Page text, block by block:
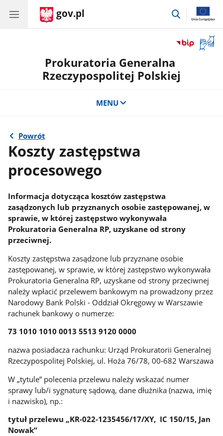
gov.pl
przejdź
okno
Prokuratoria Generalna
Rzeczypospolitej Polskiej
MENU
Powrót
Koszty zastępstwa
procesowego
Informacja dotycząca kosztów zastępstwa
zasądzonych lub przyznanych osobie zastępowanej, w
sprawie, w której zastępstwo wykonywała
Prokuratoria Generalna RP, uzyskane od strony
przeciwnej.
Koszty zastępstwa zasądzone lub przyznane osobie
zastępowanej, w sprawie, w której zastępstwo wykonywała
Prokuratoria Generalna RP, uzyskane od strony przeciwnej
należy wpłacić przelewem bankowym na prowadzony przez
Narodowy Bank Polski - Oddział Okręgowy w Warszawie
rachunek bankowy o numerze:
73 1010 1010 0013 5513 9120 0000
nazwa posiadacza rachunku: Urząd Prokuratorii Generalnej
Rzeczypospolitej Polskiej, ul. Hoża 76/78, 00-682 Warszawa
W „tytule” polecenia przelewu należy wskazać numer
sprawy lub/i sygnaturę sądową, dane dłużnika (nazwa, imię
i nazwisko), np.:
tytuł przelewu „KR-022-1235456/17/XY, IC 150/15, Jan
Nowak”